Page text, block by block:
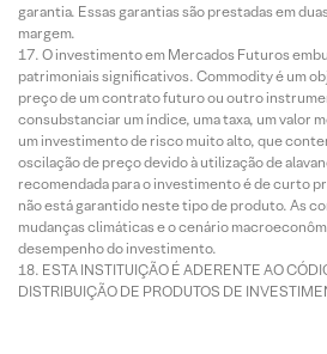
garantia. Essas garantias são prestadas em
margem.
O investimento em Mercados Futuros
patrimoniais significativos. Commodity é um
preço de um contrato futuro ou outro
consubstanciar um índice, uma taxa, um valor
um investimento de risco muito alto, que
oscilação de preço devido à utilização de
recomendada para o investimento é de curto
não está garantido neste tipo de produto. As
mudanças climáticas e o cenário
desempenho do investimento.
ESTA INSTITUIÇÃO É ADERENTE AO
DISTRIBUIÇÃO DE PRODUTOS DE